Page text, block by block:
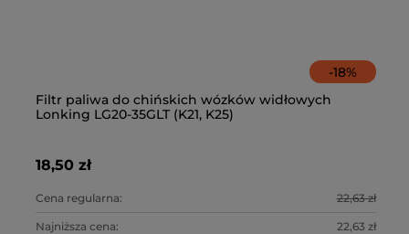
-18%
Filtr paliwa do chińskich wózków widłowych
Lonking LG20-35GLT (K21, K25)
18,50 zł
Cena regularna: 22,63 zł
Najniższa cena: 22,63 zł